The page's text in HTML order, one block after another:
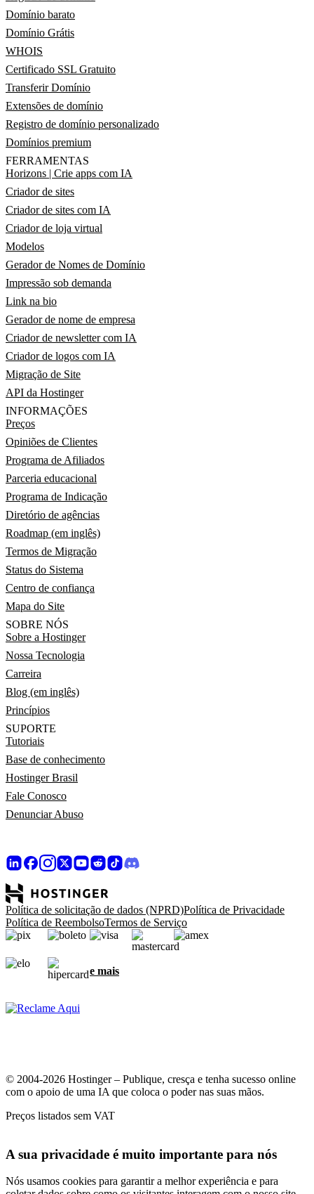
Domínio barato
Domínio Grátis
WHOIS
Certificado SSL Gratuito
Transferir Domínio
Extensões de domínio
Registro de domínio personalizado
Domínios premium
FERRAMENTAS
Horizons | Crie apps com IA
Criador de sites
Criador de sites com IA
Criador de loja virtual
Modelos
Gerador de Nomes de Domínio
Impressão sob demanda
Link na bio
Gerador de nome de empresa
Criador de newsletter com IA
Criador de logos com IA
Migração de Site
API da Hostinger
INFORMAÇÕES
Preços
Opiniões de Clientes
Programa de Afiliados
Parceria educacional
Programa de Indicação
Diretório de agências
Roadmap (em inglês)
Termos de Migração
Status do Sistema
Centro de confiança
Mapa do Site
SOBRE NÓS
Sobre a Hostinger
Nossa Tecnologia
Carreira
Blog (em inglês)
Princípios
SUPORTE
Tutoriais
Base de conhecimento
Hostinger Brasil
Fale Conosco
Denunciar Abuso
Política de solicitação de dados (NPRD)Política de Privacidade
Política de ReembolsoTermos de Serviço
e mais
© 2004-2026 Hostinger – Publique, cresça e tenha sucesso online
com o apoio de uma IA que coloca o poder nas suas mãos.
Preços listados sem VAT
A sua privacidade é muito importante para nós
Nós usamos cookies para garantir a melhor experiência e para